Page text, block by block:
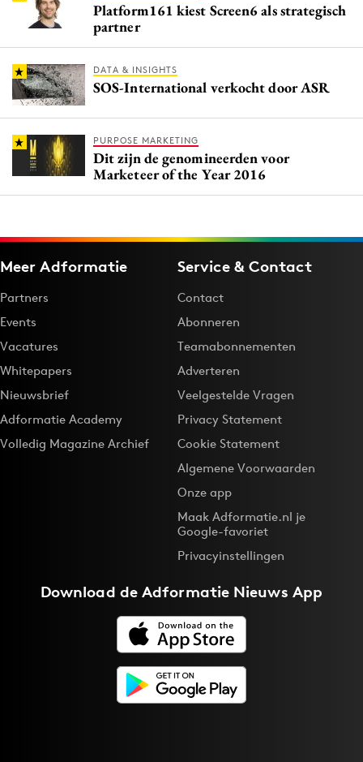
Platform161 kiest Screen6 als strategisch
partner
DATA & INSIGHTS
SOS-International verkocht door ASR
PURPOSE MARKETING
Dit zijn de genomineerden voor
Marketeer of the Year 2016
Meer Adformatie
Partners
Events
Vacatures
Whitepapers
Nieuwsbrief
Adformatie Academy
Volledig Magazine Archief
Service & Contact
Contact
Abonneren
Teamabonnementen
Adverteren
Veelgestelde Vragen
Privacy Statement
Cookie Statement
Algemene Voorwaarden
Onze app
Maak Adformatie.nl je
Google-favoriet
Privacyinstellingen
Download deAdformatie Nieuws App